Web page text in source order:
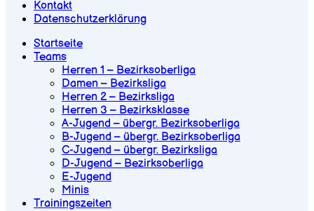
Kontakt
Datenschutzerklärung
Startseite
Teams
Herren 1 – Bezirksoberliga
Damen – Bezirksliga
Herren 2 – Bezirksliga
Herren 3 – Bezirksklasse
A-Jugend – übergr. Bezirksoberliga
B-Jugend – übergr. Bezirksoberliga
C-Jugend – übergr. Bezirksliga
D-Jugend – Bezirksoberliga
E-Jugend
Minis
Trainingszeiten